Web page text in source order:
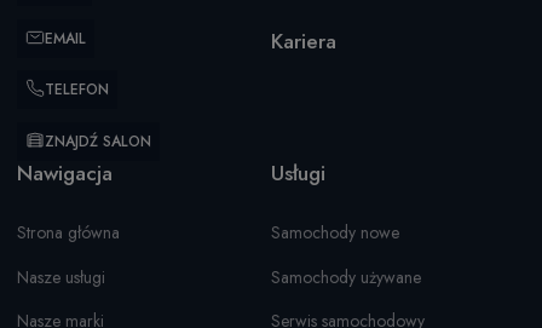
EMAIL
TELEFON
ZNAJDŹ SALON
Nawigacja
Strona główna
Nasze usługi
Nasze marki
Usługi
Samochody nowe
Samochody używane
Serwis samochodowy
Kariera